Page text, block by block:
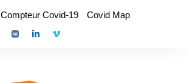
Compteur Covid-19 Covid Map